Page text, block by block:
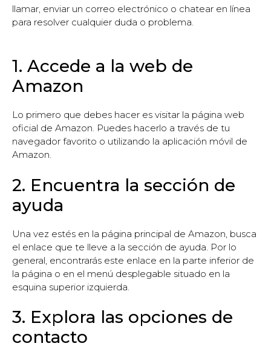
llamar, enviar un correo electrónico o chatear en línea
para resolver cualquier duda o problema.
1. Accede a la web de
Amazon
Lo primero que debes hacer es visitar la página web
oficial de Amazon. Puedes hacerlo a través de tu
navegador favorito o utilizando la aplicación móvil de
Amazon.
2. Encuentra la sección de
ayuda
Una vez estés en la página principal de Amazon, busca
el enlace que te lleve a la sección de ayuda. Por lo
general, encontrarás este enlace en la parte inferior de
la página o en el menú desplegable situado en la
esquina superior izquierda.
3. Explora las opciones de
contacto